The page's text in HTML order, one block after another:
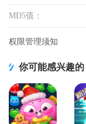
MD5值：
权限管理须知
你可能感兴趣的